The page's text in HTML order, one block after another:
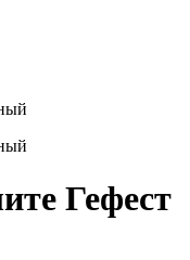
Гефест